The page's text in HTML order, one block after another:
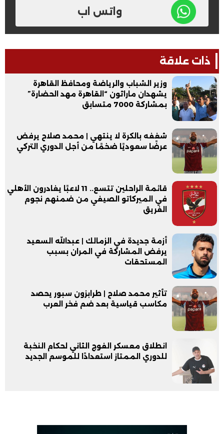
واتس اب
ذات علاقة
وزير الشباب والرياضة ومحافظ القاهرة
يشهدان ماراثون “القاهرة مهد الحضارة”
بمشاركة 7000 متسابق
شغفه بالكرة لا ينتهي | محمد صلاح يرفض
عرضًا سعوديًا ضخمًا من أجل الدوري التركي
قائمة الراحلين تتسع.. 11 لاعبًا يغادرون الأهلي
في الميركاتو الصيفي من ضمنهم نجوم
الفريق
أزمة جديدة في الزمالك | عبدالله السعيد
يرفض المشاركة في المران بسبب
المستحقات
تأثير محمد صلاح | طرابزون سبور يحصد
مكاسب قياسية بعد ضم فخر العرب
انطلاق معسكر الفوج الثاني لحكام النخبة
للدوري الممتاز استعدادًا للموسم الجديد